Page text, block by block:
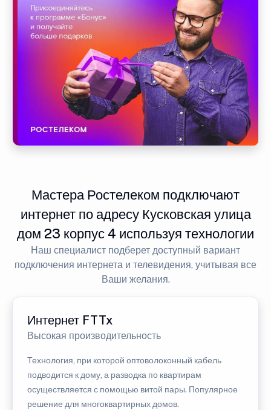
Мастера Ростелеком подключают
интернет по адресу Кусковская улица
дом 23 корпус 4 используя технологии
Наш специалист подберет доступный вариант
подключения интернета и телевидения, учитывая все
Ваши желания.
Интернет FTTx
Высокая производительность
Технология, при которой оптоволоконный кабель
подводится к дому, а разводка по квартирам
осуществляется с помощью витой пары. Популярное
решение для многоквартирных домов.